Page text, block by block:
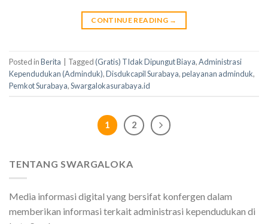
CONTINUE READING →
Posted inBerita Tagged(Gratis) TIdak Dipungut Biaya,Administrasi
Kependudukan (Adminduk),Disdukcapil Surabaya,pelayanan adminduk,
Pemkot Surabaya,Swargalokasurabaya.id
1 2
TENTANG SWARGALOKA
Media informasi digital yang bersifat konfergen dalam
memberikan informasi terkait administrasi kependudukan di